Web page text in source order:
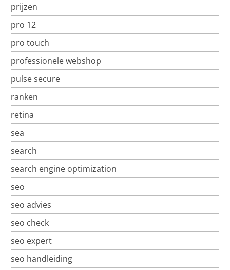
prijzen
pro 12
pro touch
professionele webshop
pulse secure
ranken
retina
sea
search
search engine optimization
seo
seo advies
seo check
seo expert
seo handleiding